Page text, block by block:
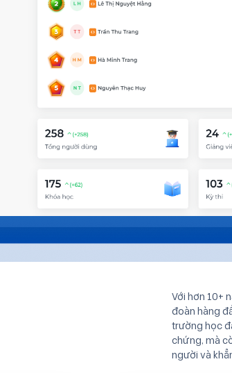
Với hơn 10+
đoàn hàng
trường học
chứng, mà
người và